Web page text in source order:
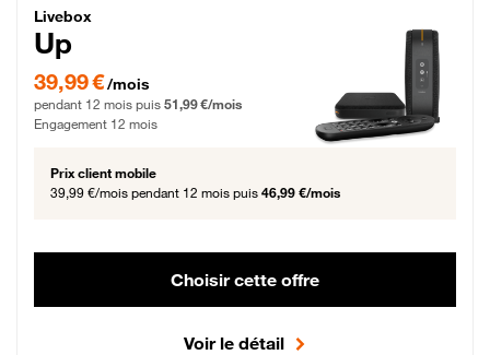
Livebox Up Fibre
Livebox
Up
39,99 € par mois pendant 12 mois puis 51,99 € par mois, Engagement 12 mois
39,99 €/mois
pendant 12 mois puis 51,99 €/mois
Engagement 12 mois
Prix client mobile
39,99 €/mois pendant 12 mois puis 46,99 €/mois
Choisir cette offre
Voir le détail